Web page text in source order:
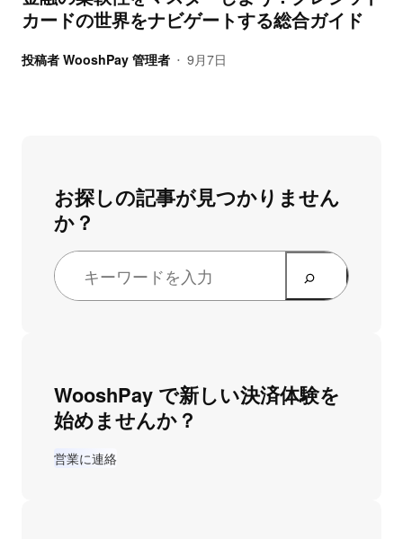
カードの世界をナビゲートする総合ガイド
投稿者 WooshPay 管理者 • 9月7日
お探しの記事が見つかりません
か？
WooshPay で新しい決済体験を
始めませんか？
営業に連絡